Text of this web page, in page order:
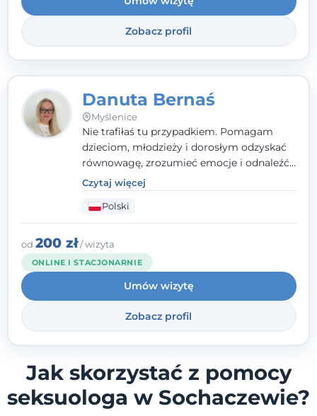
Zobacz profil
Danuta Bernaś
Myślenice
Nie trafiłaś tu przypadkiem. Pomagam
dzieciom, młodzieży i dorosłym odzyskać
równowagę, zrozumieć emocje i odnaleźć
wewnętrzną siłę. Moja droga do
psychologii zaczęła się od życia - pełnego
wyzwań, które nauczyły mnie uważności,
empatii i pokory. Dziś łączę doświadczenie
nauczycielki, psychologa, psychoterapeuty
i seksuologa tworząc bezpieczną
przestrzeń, w której można poczuć spokój i
wsparcie. Nie obiecuję łatwych rozwiązań -
ale mogę obiecać, że będę po Twojej
Czytaj więcej
Polski
od 200 zł/ wizyta
ONLINE I STACJONARNIE
Umów wizytę
Zobacz profil
Jak skorzystać z pomocy
seksuologa w Sochaczewie?